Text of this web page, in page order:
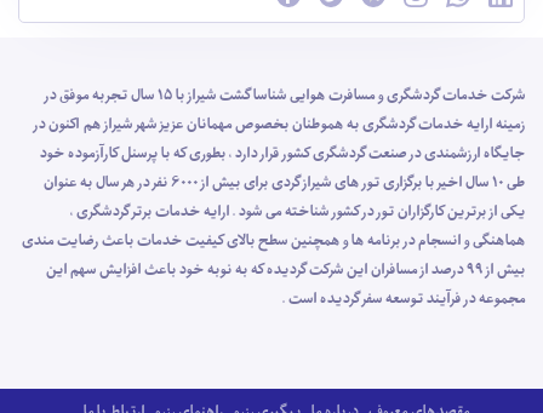
شرکت خدمات گردشگری و مسافرت هوایی شناسا گشت شیراز با 15 سال تجربه موفق در
زمینه ارایه خدمات گردشگری به هموطنان بخصوص مهمانان عزیز شهر شیراز هم اکنون در
جایگاه ارزشمندی در صنعت گردشگری کشور قرار دارد ، بطوری که با پرسنل کارآزموده خود
طی 10 سال اخیر با برگزاری تور های شیراز گردی برای بیش از 6000 نفر در هر سال به عنوان
یکی از برترین کارگزاران تور در کشور شناخته می شود . ارایه خدمات برتر گردشگری ،
هماهنگی و انسجام در برنامه ها و همچنین سطح بالای کیفیت خدمات باعث رضایت مندی
بیش از 99 درصد از مسافران این شرکت گردیده که به نوبه خود باعث افزایش سهم این
مجموعه در فرآیند توسعه سفر گردیده است .